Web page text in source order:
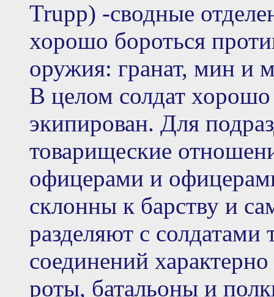
Trupp) -сводные
хорошо бороться
оружия: гранат, мин и
В целом солдат
экипирован. Для
товарищеские
офицерами и
склонны к барству и
разделяют с
соединений
роты, батальоны и